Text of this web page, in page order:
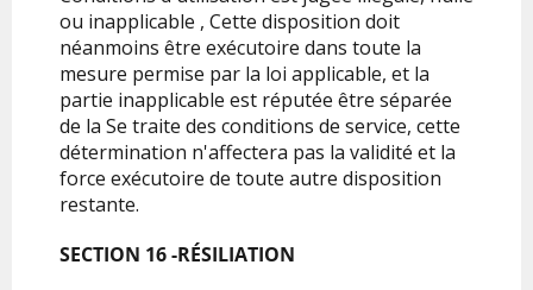
ou inapplicable , Cette disposition doit
néanmoins être exécutoire dans toute la
mesure permise par la loi applicable, et la
partie inapplicable est réputée être séparée
de la Se traite des conditions de service, cette
détermination n'affectera pas la validité et la
force exécutoire de toute autre disposition
restante.
SECTION 16 -RÉSILIATION